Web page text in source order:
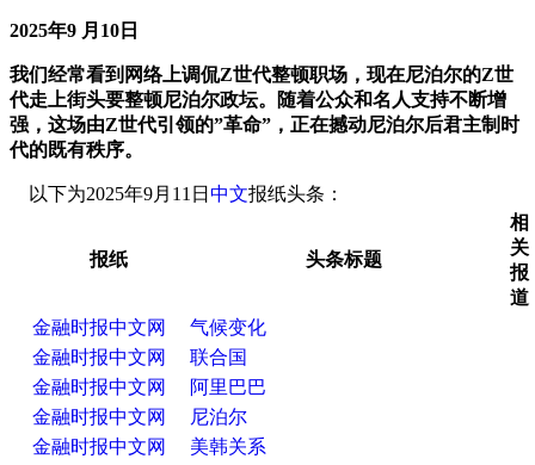
2025年9 月10日
我们经常看到网络上调侃Z世代整顿职场，现在尼泊尔的Z世
代走上街头要整顿尼泊尔政坛。随着公众和名人支持不断增
强，这场由Z世代引领的”革命”，正在撼动尼泊尔后君主制时
代的既有秩序。
以下为2025年9月11日 中文报纸头条：
报纸 头条标题
相
关
报
道
金融时报中文网
气候变化
金融时报中文网
联合国
金融时报中文网
阿里巴巴
金融时报中文网
尼泊尔
金融时报中文网
美韩关系